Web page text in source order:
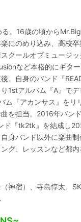
。16歳の頃から
にのめり込み、高校
クールオブミュージ
など本格的にギタ
、自身のバンド『
1stアルバム『A』で
ム『アカンサス』をリ
を担当。2016年バン
ド『tk2tk』を結成し
身バンド以外に楽曲
グ、レッスンなど都内
神宿）、寺島惇太、